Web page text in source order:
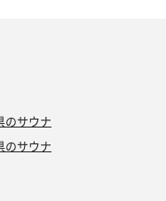
のサウナ
のサウナ